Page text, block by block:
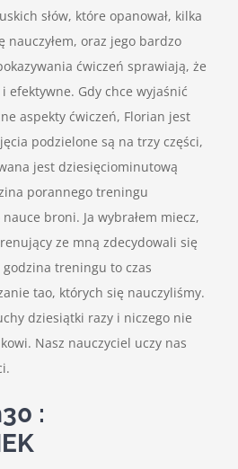
słów, które opanował, kilka
nauczyłem, oraz jego bardzo
ćwiczeń sprawiają, że
efektywne. Gdy chce wyjaśnić
aspekty ćwiczeń, Florian jest
podzielone są na trzy części,
jest dziesięciominutową
porannego treningu
broni. Ja wybrałem miecz,
ze mną zdecydowali się
treningu to czas
tao, których się nauczyliśmy.
dziesiątki razy i niczego nie
Nasz nauczyciel uczy nas
: